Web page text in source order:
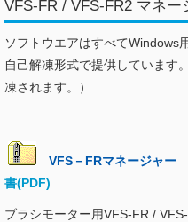
VFS-FR / VFS-FR2 マネー
ソフトウエアはすべてWindows
自己解凍形式で提供しています
凍されます。）
VFS－FRマネージャー
書(PDF)
ブラシモーター用VFS-FR /